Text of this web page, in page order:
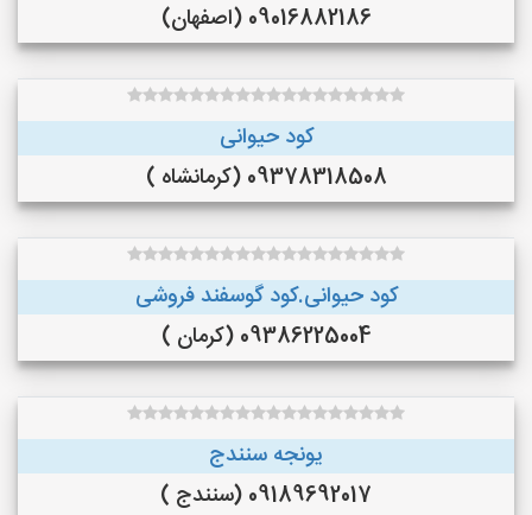
09016882186 (اصفهان)
کود حیوانی
09378318508 (کرمانشاه )
کود حیوانی.کود گوسفند فروشی
09386225004 (کرمان )
یونجه سنندج
09189692017 (سنندج )